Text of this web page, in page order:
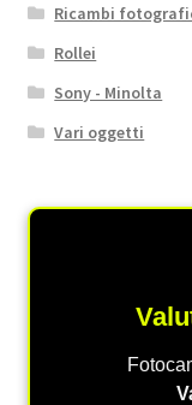
Ricambi
Rollei
Sony - Minolta
Vari oggetti